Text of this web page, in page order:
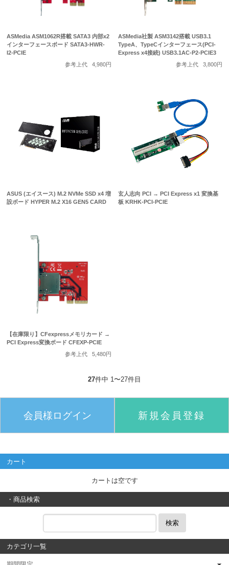
ASMedia ASM1062R搭載 SATA3 内部x2
インターフェースボード SATA3-HWR-
I2-PCIE
参考上代
4,980円
ASMedia社製 ASM3142搭載 USB3.1
TypeA、TypeCインターフェース(PCI-
Express x4接続) USB3.1AC-P2-PCIE3
参考上代
3,800円
ASUS (エイスース) M.2 NVMe SSD x4 増
設ボード HYPER M.2 X16 GEN5 CARD
玄人志向 PCI → PCI Express x1 変換基
板 KRHK-PCI-PCIE
【在庫限り】CFexpressメモリカード →
PCI Express変換ボード CFEXP-PCIE
参考上代
5,480円
27件中 1〜27件目
会員様ログイン 新規会員登録
カート
カートは空です
・商品検索
検索
カテゴリ一覧